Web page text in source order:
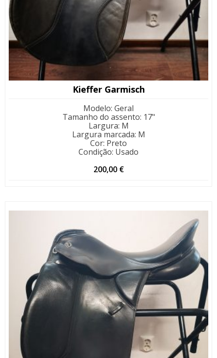
Kieffer Garmisch
Modelo: Geral
Tamanho do assento: 17"
Largura: M
Largura marcada: M
Cor: Preto
Condição: Usado
200,00 €